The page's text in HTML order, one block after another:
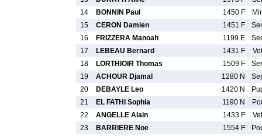
14
BONNIN Paul 1450 F
15
CERON Damien 1451 F
16
FRIZZERA Manoah 1199 E
17
LEBEAU Bernard 1431 F
18
LORTHIOIR Thomas 1509 F
19
ACHOUR Djamal 1280 N
20
DEBAYLE Leo 1420 N
21
EL FATHI Sophia 1190 N
22
ANGELLE Alain 1433 F
23
BARRIERE Noe 1554 F